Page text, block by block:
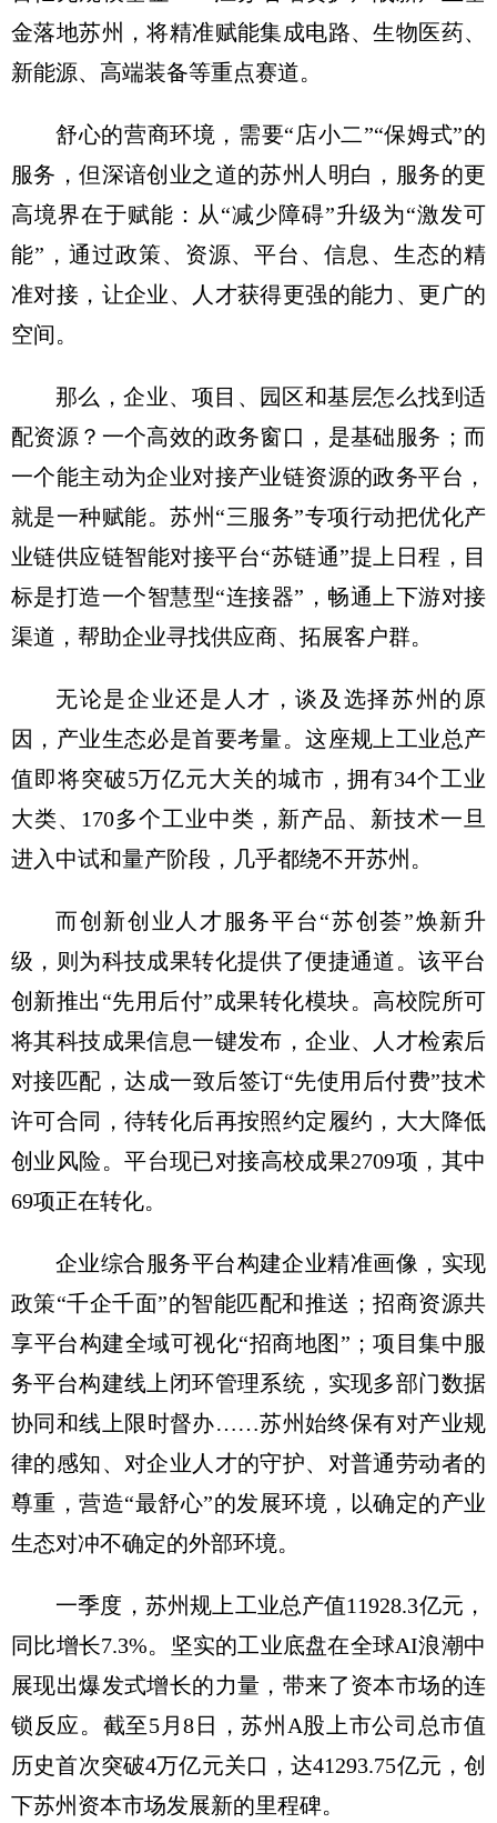
金落地苏州，将精准赋能集成电路、生物医药、
新能源、高端装备等重点赛道。
舒心的营商环境，需要“店小二”“保姆式”的
服务，但深谙创业之道的苏州人明白，服务的更
高境界在于赋能：从“减少障碍”升级为“激发可
能”，通过政策、资源、平台、信息、生态的精
准对接，让企业、人才获得更强的能力、更广的
空间。
那么，企业、项目、园区和基层怎么找到适
配资源？一个高效的政务窗口，是基础服务；而
一个能主动为企业对接产业链资源的政务平台，
就是一种赋能。苏州“三服务”专项行动把优化产
业链供应链智能对接平台“苏链通”提上日程，目
标是打造一个智慧型“连接器”，畅通上下游对接
渠道，帮助企业寻找供应商、拓展客户群。
无论是企业还是人才，谈及选择苏州的原
因，产业生态必是首要考量。这座规上工业总产
值即将突破5万亿元大关的城市，拥有34个工业
大类、170多个工业中类，新产品、新技术一旦
进入中试和量产阶段，几乎都绕不开苏州。
而创新创业人才服务平台“苏创荟”焕新升
级，则为科技成果转化提供了便捷通道。该平台
创新推出“先用后付”成果转化模块。高校院所可
将其科技成果信息一键发布，企业、人才检索后
对接匹配，达成一致后签订“先使用后付费”技术
许可合同，待转化后再按照约定履约，大大降低
创业风险。平台现已对接高校成果2709项，其中
69项正在转化。
企业综合服务平台构建企业精准画像，实现
政策“千企千面”的智能匹配和推送；招商资源共
享平台构建全域可视化“招商地图”；项目集中服
务平台构建线上闭环管理系统，实现多部门数据
协同和线上限时督办……苏州始终保有对产业规
律的感知、对企业人才的守护、对普通劳动者的
尊重，营造“最舒心”的发展环境，以确定的产业
生态对冲不确定的外部环境。
一季度，苏州规上工业总产值11928.3亿元，
同比增长7.3%。坚实的工业底盘在全球AI浪潮中
展现出爆发式增长的力量，带来了资本市场的连
锁反应。截至5月8日，苏州A股上市公司总市值
历史首次突破4万亿元关口，达41293.75亿元，创
下苏州资本市场发展新的里程碑。